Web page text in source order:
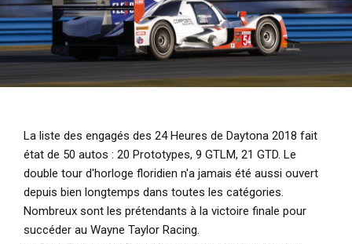
La liste des engagés des 24 Heures de Daytona 2018 fait
état de 50 autos : 20 Prototypes, 9 GTLM, 21 GTD. Le
double tour d'horloge floridien n'a jamais été aussi ouvert
depuis bien longtemps dans toutes les catégories.
Nombreux sont les prétendants à la victoire finale pour
succéder au Wayne Taylor Racing.